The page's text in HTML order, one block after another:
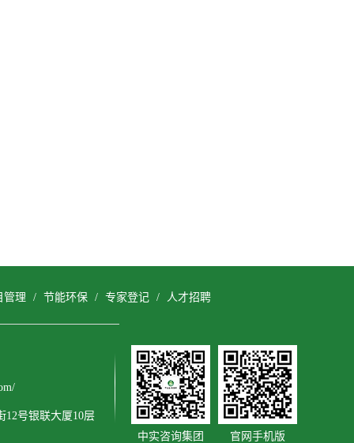
管理 / 节能环保 / 专家登记 / 人才招聘
12号银联大厦10层
中实咨询集团
官网手机版